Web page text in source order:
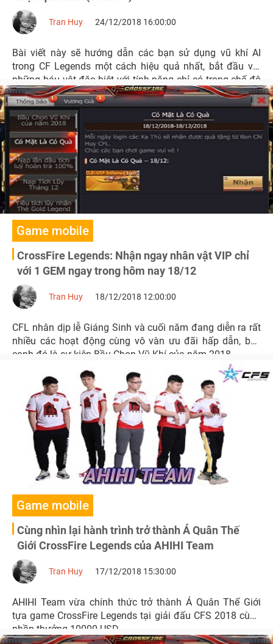
hiệu quả nhất ( Phần 1 )
Bài viết này sẽ hướng dẫn các bạn sử dụng vũ khí AI
trong CF Legends một cách hiệu quả nhất, bắt đầu với
những báu vật đặc biệt với tính năng chỉ có trong chế độ
AI.
Game mobile
CrossFire Legends: Nhận ngay nhân vật VIP chỉ
với 1 GEM ngay trong hôm nay 18/12
CFL nhân dịp lễ Giáng Sinh và cuối năm đang diễn ra rất
nhiều các hoạt động cùng vô vàn ưu đãi hấp dẫn, bên
cạnh đó là sự kiện Bầu Chọn Vũ Khí của năm 2018
Game mobile
Cùng nhìn lại hành trình trở thành Á Quân Thế
Giới CrossFire Legends của AHIHI Team
AHIHI Team vừa chính thức trở thành Á Quân Thế Giới
tựa game CrossFire Legends tại giải đấu CFS 2018 cùng
phần thưởng 10000 USD